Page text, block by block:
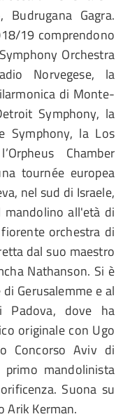
Gagra.
19 comprendono
Orchestra
Norvegese, la
di Monte-
Symphony, la
Symphony, la Los
Chamber
tournée europea
nel sud di Israele,
all'età di
orchestra di
dal suo maestro
Nathanson. Si è
Gerusalemme e al
Padova, dove ha
originale con Ugo
Concorso Aviv di
mandolinista
Suona su
Arik Kerman.